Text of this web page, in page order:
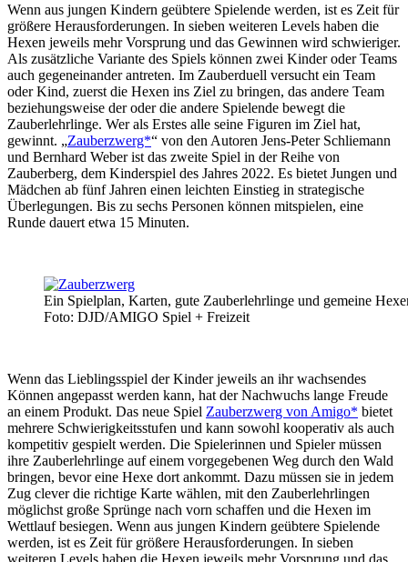
Wenn aus jungen Kindern geübtere Spielende werden, ist es Zeit für
größere Herausforderungen. In sieben weiteren Levels haben die
Hexen jeweils mehr Vorsprung und das Gewinnen wird schwieriger.
Als zusätzliche Variante des Spiels können zwei Kinder oder Teams
auch gegeneinander antreten. Im Zauberduell versucht ein Team
oder Kind, zuerst die Hexen ins Ziel zu bringen, das andere Team
beziehungsweise der oder die andere Spielende bewegt die
Zauberlehrlinge. Wer als Erstes alle seine Figuren im Ziel hat,
gewinnt. „Zauberzwerg*“ von den Autoren Jens-Peter Schliemann
und Bernhard Weber ist das zweite Spiel in der Reihe von
Zauberberg, dem Kinderspiel des Jahres 2022. Es bietet Jungen und
Mädchen ab fünf Jahren einen leichten Einstieg in strategische
Überlegungen. Bis zu sechs Personen können mitspielen, eine
Runde dauert etwa 15 Minuten.
Ein Spielplan, Karten, gute Zauberlehrlinge und gemeine
Foto: DJD/AMIGO Spiel + Freizeit
Wenn das Lieblingsspiel der Kinder jeweils an ihr wachsendes
Können angepasst werden kann, hat der Nachwuchs lange Freude
an einem Produkt. Das neue Spiel Zauberzwerg von Amigo* bietet
mehrere Schwierigkeitsstufen und kann sowohl kooperativ als auch
kompetitiv gespielt werden. Die Spielerinnen und Spieler müssen
ihre Zauberlehrlinge auf einem vorgegebenen Weg durch den Wald
bringen, bevor eine Hexe dort ankommt. Dazu müssen sie in jedem
Zug clever die richtige Karte wählen, mit den Zauberlehrlingen
möglichst große Sprünge nach vorn schaffen und die Hexen im
Wettlauf besiegen. Wenn aus jungen Kindern geübtere Spielende
werden, ist es Zeit für größere Herausforderungen. In sieben
weiteren Levels haben die Hexen jeweils mehr Vorsprung und das